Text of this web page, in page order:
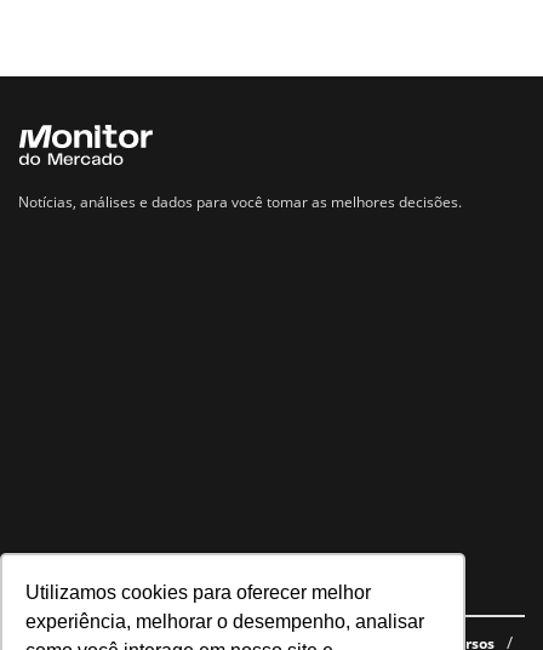
Utilizamos cookies para oferecer melhor
experiência, melhorar o desempenho, analisar
Notícias, análises e dados para você tomar as melhores decisões.
Navegue no site
Últimas notícias Quem somos E-books gratuitos Cursos